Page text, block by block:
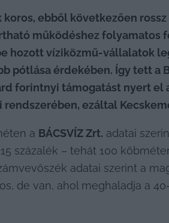
koros, ebből következően
működéshez folyamatos
hozott víziközmű-vállalatok
pótlása érdekében. Így tett a
forintnyi támogatást nyert el
rendszerében, ezáltal
a BÁCSVÍZ Zrt. adatai
százalék – tehát 100
adatai szerint a
de van, ahol meghaladja a